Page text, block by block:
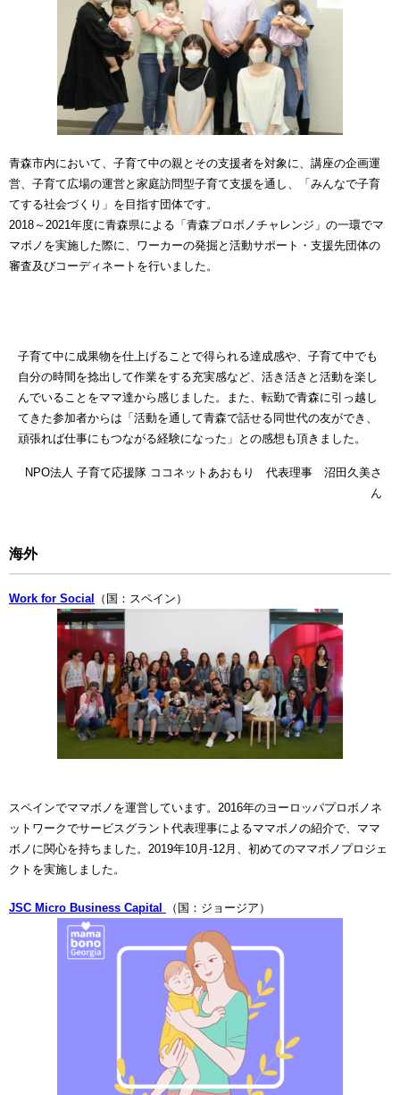
青森市内において、子育て中の親とその支援者を対象に、講座の企画運
営、子育て広場の運営と家庭訪問型子育て支援を通し、「みんなで子育
てする社会づくり」を目指す団体です。
2018～2021年度に青森県による「青森プロボノチャレンジ」の一環でマ
マボノを実施した際に、ワーカーの発掘と活動サポート・支援先団体の
審査及びコーディネートを行いました。
子育て中に成果物を仕上げることで得られる達成感や、子育て中でも
自分の時間を捻出して作業をする充実感など、活き活きと活動を楽し
んでいることをママ達から感じました。また、転勤で青森に引っ越し
てきた参加者からは「活動を通して青森で話せる同世代の友ができ、
頑張れば仕事にもつながる経験になった」との感想も頂きました。
NPO法人 子育て応援隊 ココネットあおもり 代表理事 沼田久美さ
ん
海外
Work for Social （国：スペイン）
スペインでママボノを運営しています。2016年のヨーロッパプロボノネ
ットワークでサービスグラント代表理事によるママボノの紹介で、ママ
ボノに関心を持ちました。2019年10月-12月、初めてのママボノプロジェ
クトを実施しました。
JSC Micro Business Capital （国：ジョージア）